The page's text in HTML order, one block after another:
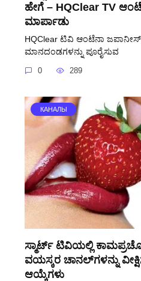
ಹೇಗೆ – HQClear TV
ಮಾರ್ಪಾಡು
HQClear ಟಿವಿ ಆಂಟೆನಾ
ಮಾನದಂಡಗಳನ್ನು ಪೂರೈಸುವ
0 289
КАНАЛЫ
ಸ್ಮಾರ್ಟ್ ಟಿವಿಯಲ್ಲಿ
ವಯಸ್ಕರ ಚಾನಲ್‌ಗಳನ್ನು
ಆಯ್ಕೆಗಳು